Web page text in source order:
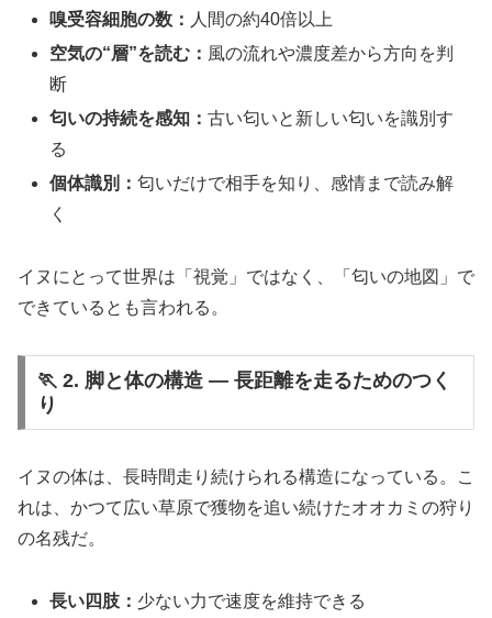
嗅受容細胞の数： 人間の約40倍以上
空気の“層”を読む： 風の流れや濃度差から方向を判
断
匂いの持続を感知：古い匂いと新しい匂いを識別す
る
個体識別：匂いだけで相手を知り、感情まで読み解
く
イヌにとって世界は「視覚」ではなく、「匂いの地図」で
できているとも言われる。
🏃 2. 脚と体の構造 ― 長距離を走るためのつく
り
イヌの体は、長時間走り続けられる構造になっている。こ
れは、かつて広い草原で獲物を追い続けたオオカミの狩り
の名残だ。
長い四肢： 少ない力で速度を維持できる